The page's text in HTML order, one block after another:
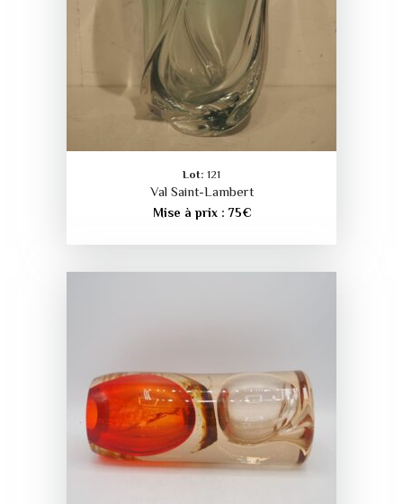
Lot: 121
Val Saint-Lambert
Mise à prix : 75€